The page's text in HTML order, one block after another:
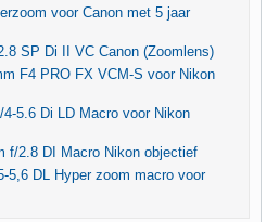
voor Canon met 5 jaar
SP Di II VC Canon (Zoomlens)
F4 PRO FX VCM-S voor Nikon
5.6 Di LD Macro voor Nikon
f/2.8 DI Macro Nikon objectief
5,6 DL Hyper zoom macro voor